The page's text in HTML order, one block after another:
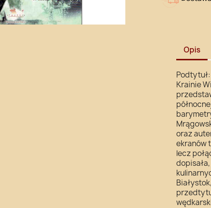
Opis
Krainie
oraz
ekranów
lecz